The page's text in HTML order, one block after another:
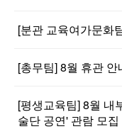
[분관 교육여가문화
[총무팀] 8월 휴관 안
[평생교육팀] 8월 내
술단 공연' 관람 모집